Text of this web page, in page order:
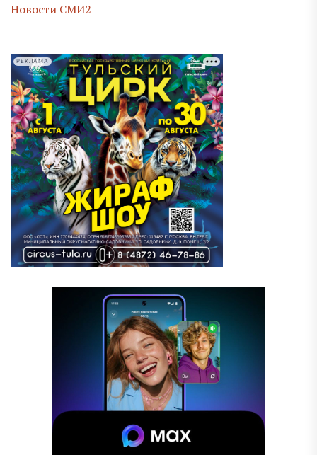
Новости СМИ2
РЕКЛАМА